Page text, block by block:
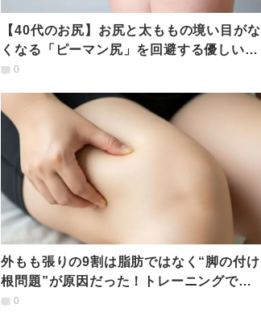
【40代のお尻】お尻と太ももの境い目がな
くなる「ピーマン尻」を回避する優しい股
関節ほぐし
0
外もも張りの9割は脂肪ではなく“脚の付け
根問題”が原因だった！トレーニングでは
なく「ほぐし」で解決！
0